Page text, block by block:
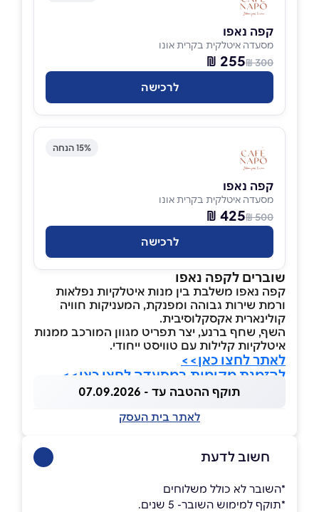
קפה נאפו
מסעדה איטלקית בקרית אונו
300 ₪
255 ₪
לרכישה
15% הנחה
קפה נאפו
מסעדה איטלקית בקרית אונו
500 ₪
425 ₪
לרכישה
שוברים לקפה נאפו
קפה נאפו משלבת בין מנות איטלקיות נפלאות
ורמת שירות גבוהה ומפנקת, המעניקות חוויה
קולינארית אקסקלוסיבית.
השף, שחף ברנע, יצר תפריט מגוון המורכב ממנות
איטלקיות קלילות עם טוויסט ייחודי.
לאתר לחצו כאן>>
להזמנת מקומות במסעדה לחצו כאן>>
תוקף ההטבה עד - 07.09.2026
לאתר בית העסק
חשוב לדעת
*השובר לא כולל משלוחים
*תוקף למימוש השובר- 5 שנים.